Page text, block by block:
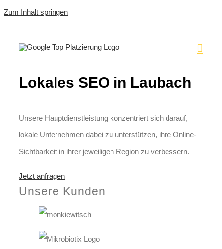
Zum Inhalt springen
Lokales SEO in Laubach
Unsere Hauptdienstleistung konzentriert sich darauf,
lokale Unternehmen dabei zu unterstützen, ihre Online-
Sichtbarkeit in ihrer jeweiligen Region zu verbessern.
Jetzt anfragen
Unsere Kunden